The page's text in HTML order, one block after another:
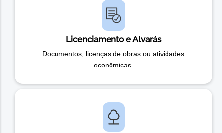
Licenciamento e Alvarás
Documentos, licenças de obras ou atividades
econômicas.